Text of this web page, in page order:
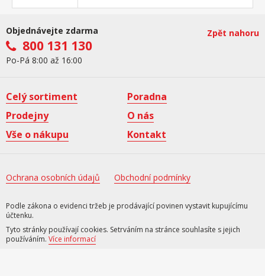
Objednávejte zdarma
800 131 130
Po-Pá 8:00 až 16:00
Zpět nahoru
Celý sortiment
Poradna
Prodejny
O nás
Vše o nákupu
Kontakt
Ochrana osobních údajů Obchodní podmínky
Podle zákona o evidenci tržeb je prodávající povinen vystavit kupujícímu
účtenku.
Tyto stránky používají cookies. Setrváním na stránce souhlasíte s jejich
používáním. Více informací